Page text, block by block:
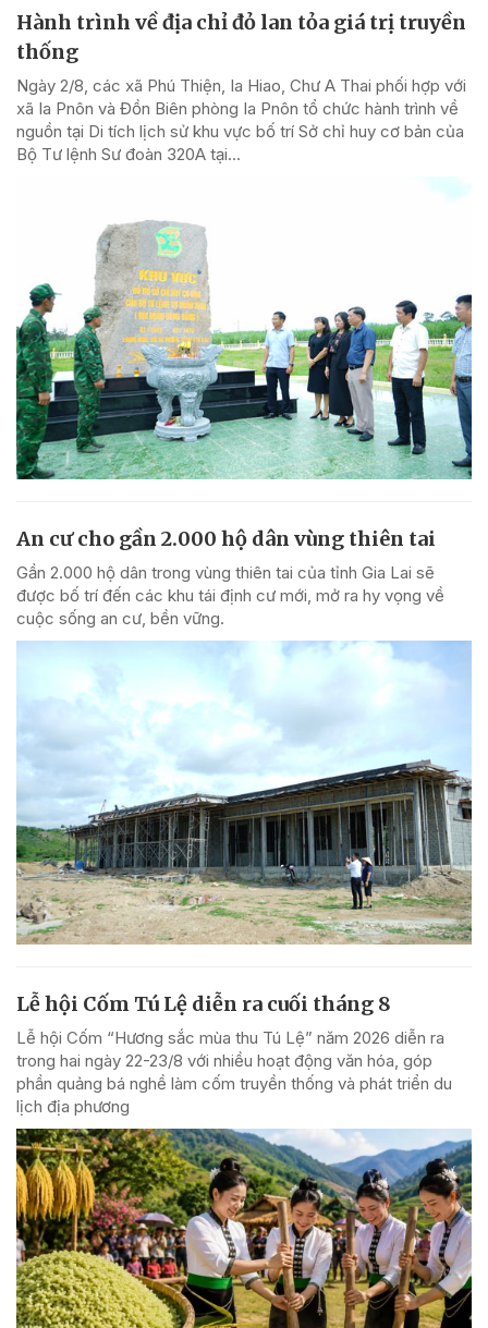
Hành trình về địa chỉ đỏ lan tỏa giá trị truyền
thống
Ngày 2/8, các xã Phú Thiện, Ia Hiao, Chư A Thai phối hợp với
xã Ia Pnôn và Đồn Biên phòng Ia Pnôn tổ chức hành trình về
nguồn tại Di tích lịch sử khu vực bố trí Sở chỉ huy cơ bản của
Bộ Tư lệnh Sư đoàn 320A tại...
An cư cho gần 2.000 hộ dân vùng thiên tai
Gần 2.000 hộ dân trong vùng thiên tai của tỉnh Gia Lai sẽ
được bố trí đến các khu tái định cư mới, mở ra hy vọng về
cuộc sống an cư, bền vững.
Lễ hội Cốm Tú Lệ diễn ra cuối tháng 8
Lễ hội Cốm “Hương sắc mùa thu Tú Lệ” năm 2026 diễn ra
trong hai ngày 22-23/8 với nhiều hoạt động văn hóa, góp
phần quảng bá nghề làm cốm truyền thống và phát triển du
lịch địa phương